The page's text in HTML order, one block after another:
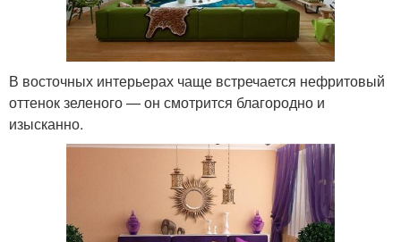
В восточных интерьерах чаще встречается нефритовый
оттенок зеленого — он смотрится благородно и
изысканно.